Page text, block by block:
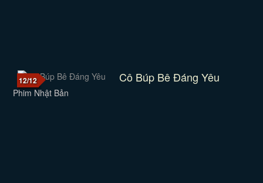
12/12 Cô Búp Bê Đáng Yêu
Phim Nhật Bản